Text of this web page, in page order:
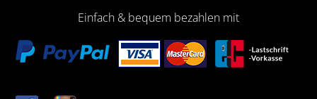
Einfach & bequem bezahlen mit